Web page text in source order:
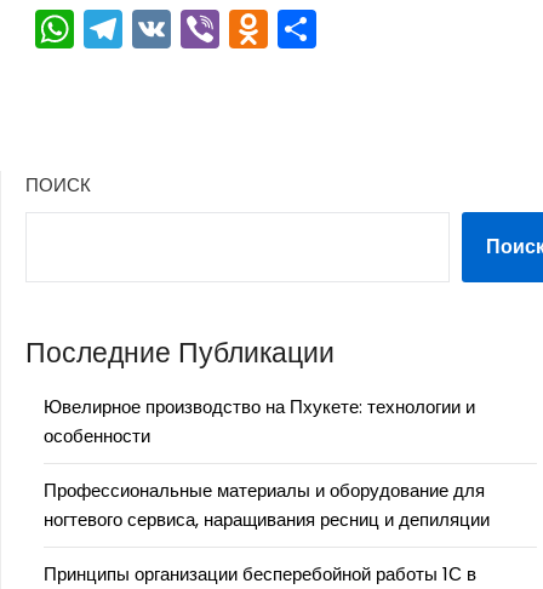
WhatsApp
Telegram
VKViberOdnoklassniki
ПОИСК
Последние Публикации
Ювелирное производство на Пхукете: технологии и
особенности
Профессиональные материалы и оборудование для
ногтевого сервиса, наращивания ресниц и депиляции
Принципы организации бесперебойной работы 1С в